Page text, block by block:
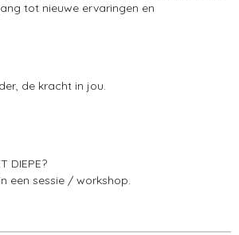
tot nieuwe ervaringen en
de kracht in jou.
DIEPE?
een sessie / workshop.